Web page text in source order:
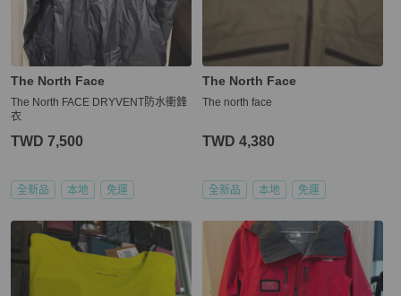
The North Face
The North FACE DRYVENT防水衝鋒
衣
TWD 7,500
全新品 本地 免運
The North Face
The north face
TWD 4,380
全新品 本地 免運